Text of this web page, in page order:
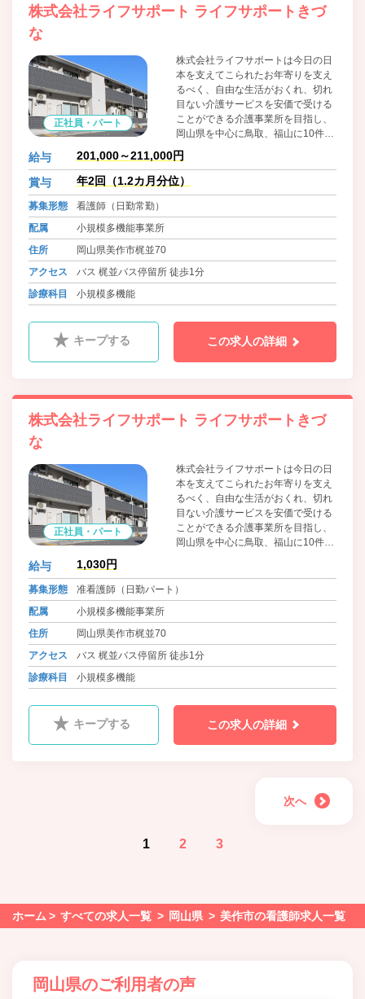
株式会社ライフサポート ライフサポートきづ
な
正社員・パート
株式会社ライフサポートは今日の日
本を支えてこられたお年寄りを支え
るべく、自由な生活がおくれ、切れ
目ない介護サービスを安価で受ける
ことができる介護事業所を目指し、
岡山県を中心に鳥取、福山に10件以
上の介護事業所を運営しています。
小規模多機能型居宅介護事業所で
は、『通い』『訪問』泊り』の各サ
ービスをいつもの顔なじみのスタッ
ポートしています。
給与 201,000～211,000円
賞与 年2回（1.2カ月分位）
募集形態
看護師（日勤常勤）
配属
小規模多機能事業所
住所
岡山県美作市梶並70
アクセス
バス 梶並バス停留所 徒歩1分
診療科目
小規模多機能
キープする この求人の詳細
株式会社ライフサポート ライフサポートきづ
な
正社員・パート
株式会社ライフサポートは今日の日
本を支えてこられたお年寄りを支え
るべく、自由な生活がおくれ、切れ
目ない介護サービスを安価で受ける
ことができる介護事業所を目指し、
岡山県を中心に鳥取、福山に10件以
は、『通い』『訪問』泊り』の各サ
ービスをいつもの顔なじみのスタッ
ポートしています。
給与 1,030円
募集形態
准看護師（日勤パート）
配属
小規模多機能事業所
住所
岡山県美作市梶並70
アクセス
バス 梶並バス停留所 徒歩1分
診療科目
小規模多機能
キープする この求人の詳細
次へ
1 2 3
ホーム すべての求人一覧 岡山県 美作市の看護師求人一覧
岡山県のご利用者の声